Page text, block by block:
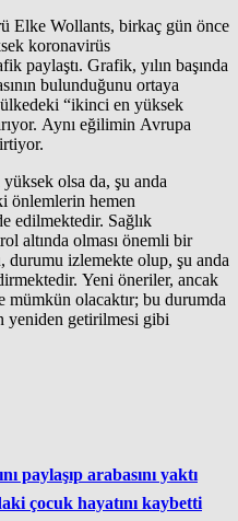
Elke Wollants, birkaç gün önce
koronavirüs
paylaştı. Grafik, yılın başında
bulunduğunu ortaya
“ikinci en yüksek
Aynı eğilimin Avrupa
olsa da, şu anda
önlemlerin hemen
edilmektedir. Sağlık
altında olması önemli bir
izlemekte olup, şu anda
Yeni öneriler, ancak
olacaktır; bu durumda
yeniden getirilmesi gibi
paylaşıp arabasını yaktı
çocuk hayatını kaybetti